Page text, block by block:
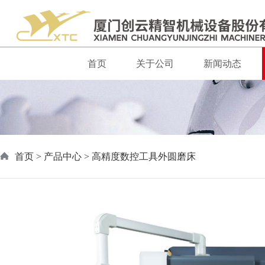
首页 关于公司 新闻动态
首页 > 产品中心 > 高精度数控工具外圆磨床